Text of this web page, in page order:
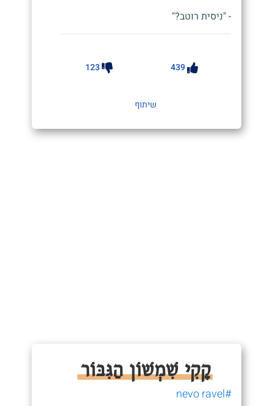
- "ניסית רוטב?"
439
123
שיתוף
קָקִי שִׁמְשׁוֹן הַגִּבּוֹר
#nevo ravel